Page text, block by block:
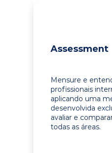
Assessment
Mensure e
profissionais
aplicando uma
desenvolvida
avaliar e
todas as áreas.